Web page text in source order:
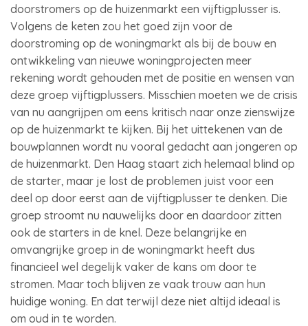
doorstromers op de huizenmarkt een vijftigplusser is.
Volgens de keten zou het goed zijn voor de
doorstroming op de woningmarkt als bij de bouw en
ontwikkeling van nieuwe woningprojecten meer
rekening wordt gehouden met de positie en wensen van
deze groep vijftigplussers. Misschien moeten we de crisis
van nu aangrijpen om eens kritisch naar onze zienswijze
op de huizenmarkt te kijken. Bij het uittekenen van de
bouwplannen wordt nu vooral gedacht aan jongeren op
de huizenmarkt. Den Haag staart zich helemaal blind op
de starter, maar je lost de problemen juist voor een
deel op door eerst aan de vijftigplusser te denken. Die
groep stroomt nu nauwelijks door en daardoor zitten
ook de starters in de knel. Deze belangrijke en
omvangrijke groep in de woningmarkt heeft dus
financieel wel degelijk vaker de kans om door te
stromen. Maar toch blijven ze vaak trouw aan hun
huidige woning. En dat terwijl deze niet altijd ideaal is
om oud in te worden.